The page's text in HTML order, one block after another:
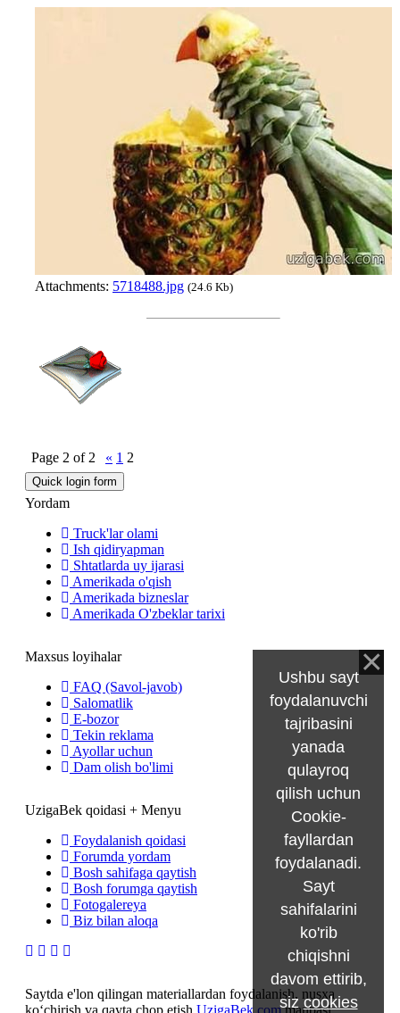
Attachments: 5718488.jpg (24.6 Kb)
Page 2 of 2 « 1 2
Yordam
Truck'lar olami
Ish qidiryapman
Shtatlarda uy ijarasi
Amerikada o'qish
Amerikada bizneslar
Amerikada O'zbeklar tarixi
Maxsus loyihalar
FAQ (Savol-javob)
Salomatlik
E-bozor
Tekin reklama
Ayollar uchun
Dam olish bo'limi
UzigaBek qoidasi + Menyu
Foydalanish qoidasi
Forumda yordam
Bosh sahifaga qaytish
Bosh forumga qaytish
Fotogalereya
Biz bilan aloqa
Saytda e'lon qilingan materiallardan foydalanish, nusxa
ko‘chirish va qayta chop etish UzigaBek.commanbasi
Ushbu sayt
foydalanuvchi
tajribasini
yanada
qulayroq
qilish uchun
Cookie-
fayllardan
foydalanadi.
Sayt
sahifalarini
ko'rib
chiqishni
davom ettirib,
sizcookies